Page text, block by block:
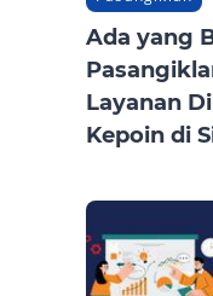
Ada yang
Layanan
Kepoin di